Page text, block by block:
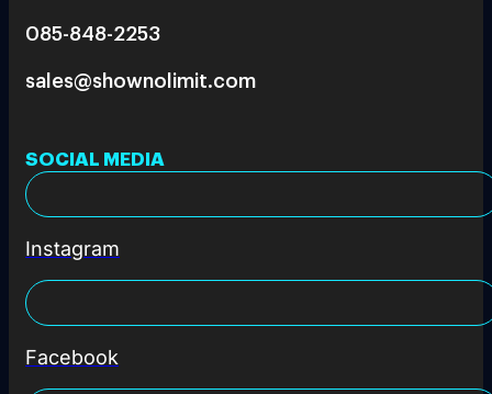
085-848-2253
sales@shownolimit.com
SOCIAL MEDIA
Instagram
Facebook